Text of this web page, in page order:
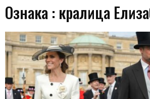
Ознака : кралица